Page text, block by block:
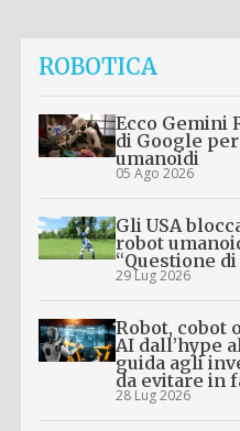
ROBOTICA
Ecco Gemini
di Google
umanoidi
05 Ago 2026
Gli USA
robot
“Questione
29 Lug 2026
Robot, cobot
AI dall’hype
guida agli
da evitare in
28 Lug 2026